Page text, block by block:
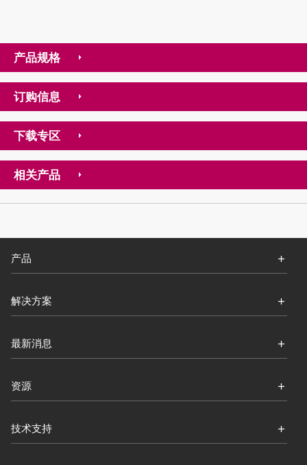
产品规格
订购信息
下载专区
相关产品
产品
解决方案
最新消息
资源
技术支持